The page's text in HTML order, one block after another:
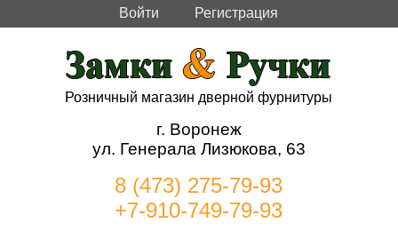
Войти Регистрация
Розничный магазин дверной фурнитуры
г. Воронеж
ул. Генерала Лизюкова, 63
8 (473) 275-79-93
+7-910-749-79-93